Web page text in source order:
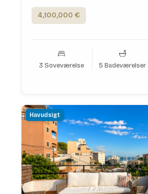
4,100,000 €
3 Soveværelse 5 Badeværelser
Havudsigt